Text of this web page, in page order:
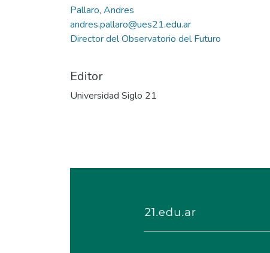
Pallaro, Andres
andres.pallaro@ues21.edu.ar
Director del Observatorio del Futuro
Editor
Universidad Siglo 21